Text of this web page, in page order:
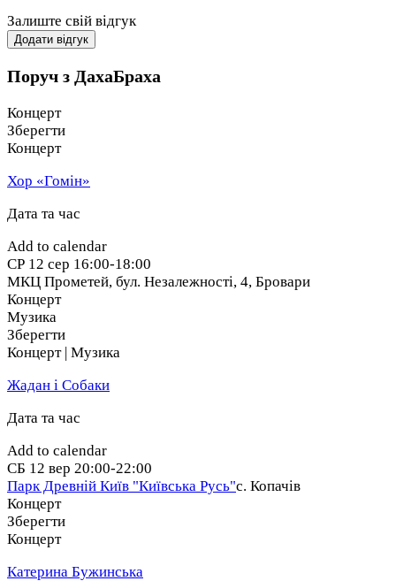
Залиште свій відгук
Додати відгук
Поруч з ДахаБраха
Концерт
Зберегти
Концерт
Хор «Гомін»
Дата та час
Add to calendar
СР 12 сер 16:00-18:00
МКЦ Прометей, бул. Незалежності, 4, Бровари
Концерт
Музика
Зберегти
Концерт | Музика
Жадан і Собаки
Дата та час
Add to calendar
СБ 12 вер 20:00-22:00
Парк Древній Київ "Київська Русь"с. Копачів
Концерт
Зберегти
Концерт
Катерина Бужинська